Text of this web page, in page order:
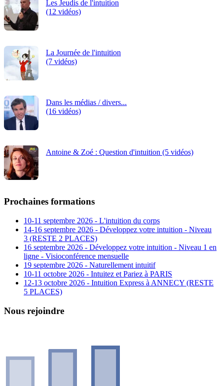
Les Jeudis de l'intuition
(12 vidéos)
La Journée de l'intuition
(7 vidéos)
Dans les médias / divers...
(16 vidéos)
Antoine & Zoé : Question d'intuition (5 vidéos)
Prochaines formations
10-11 septembre 2026 - L'intuition du corps
14-16 septembre 2026 - Développez votre intuition - Niveau
3 (RESTE 2 PLACES)
16 septembre 2026 - Développez votre intuition - Niveau 1 en
ligne - Visioconférence mensuelle
19 septembre 2026 - Naturellement intuitif
10-11 octobre 2026 - Intuitez et Pariez à PARIS
12-13 octobre 2026 - Intuition Express à ANNECY (RESTE
5 PLACES)
Nous rejoindre